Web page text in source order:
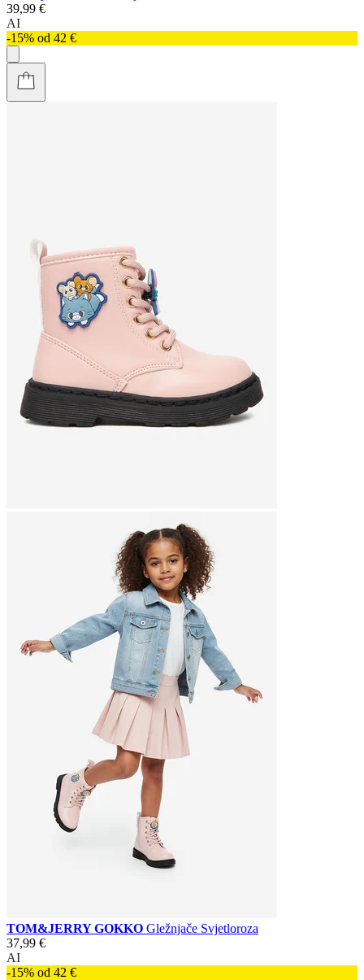
39,99 €
AI
-15% od 42 €
TOM&JERRY GOKKO Gležnjače Svjetloroza
37,99 €
AI
-15% od 42 €